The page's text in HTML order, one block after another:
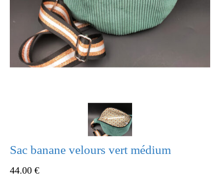
Sac banane velours vert médium
44.00 €